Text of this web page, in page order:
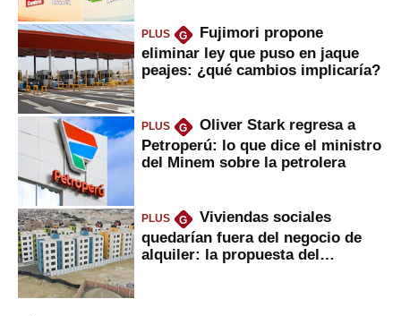
PLUS G
Fujimori propone
eliminar ley que puso en jaque
peajes: ¿qué cambios implicaría?
PLUS G
Oliver Stark regresa a
Petroperú: lo que dice el ministro
del Minem sobre la petrolera
PLUS G
Viviendas sociales
quedarían fuera del negocio de
alquiler: la propuesta del